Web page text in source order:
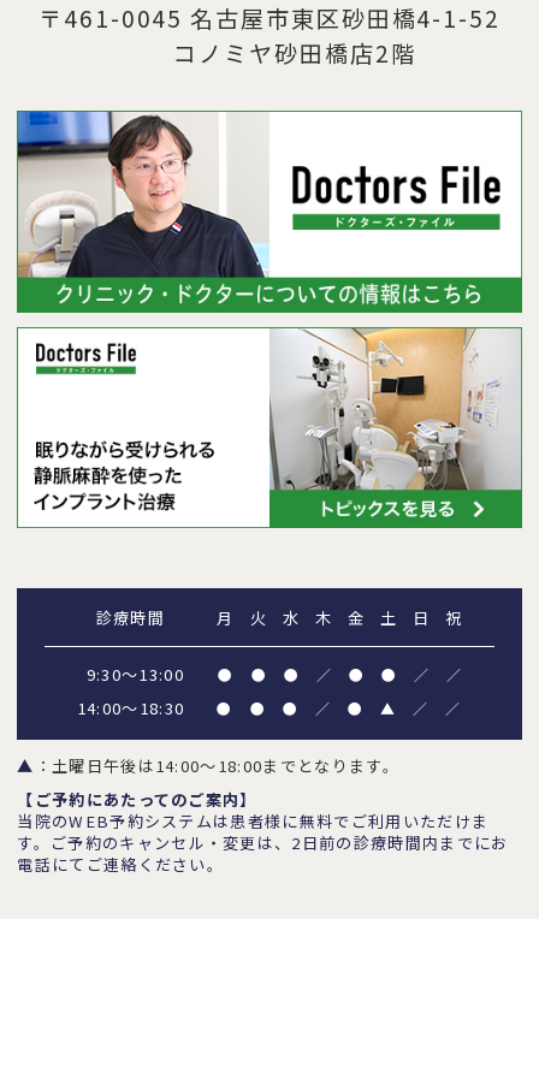
〒461-0045 名古屋市東区砂田橋4-1-52
コノミヤ砂田橋店2階
診療時間 月 火 水 木 金 土 日 祝
9:30～13:00 ● ● ● ／ ● ● ／ ／
14:00～18:30 ● ● ● ／ ● ▲ ／ ／
▲ ：土曜日午後は14:00～18:00までとなります。
【ご予約にあたってのご案内】
当院のWEB予約システムは患者様に無料でご利用いただけま
す。ご予約のキャンセル・変更は、2日前の診療時間内までにお
電話にてご連絡ください。